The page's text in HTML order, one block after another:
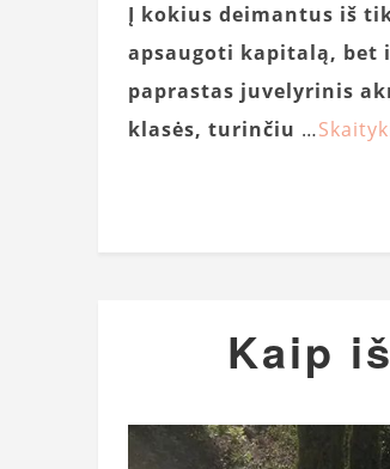
Į kokius deimantus iš
apsaugoti kapitalą, bet
paprastas juvelyrinis
klasės, turinčiu …
Kaip